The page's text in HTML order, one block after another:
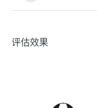
评估效果